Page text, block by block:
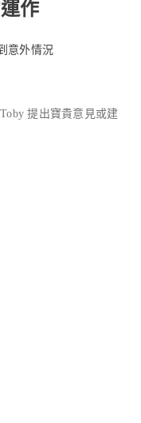
作
意外情況
提出寶貴意見或建